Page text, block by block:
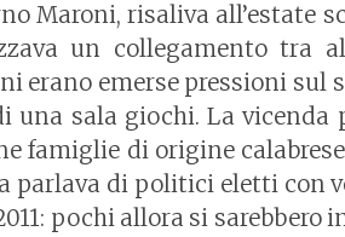
Maroni, risaliva all’estate
un collegamento tra
erano emerse pressioni sul
una sala giochi. La vicenda
famiglie di origine
parlava di politici eletti con
pochi allora si sarebbero